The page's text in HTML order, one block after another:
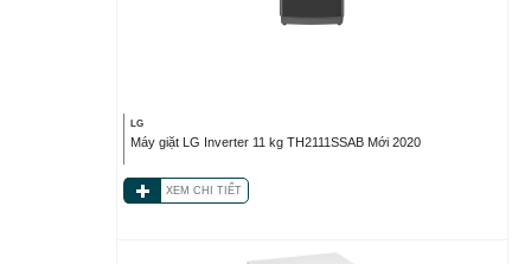
LG
Máy giặt LG Inverter 11 kg TH2111SSAB Mới 2020
XEM CHI TIẾT